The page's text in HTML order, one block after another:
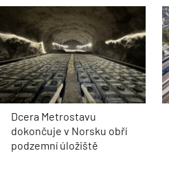
Dcera Metrostavu
dokončuje v Norsku obří
podzemní úložiště